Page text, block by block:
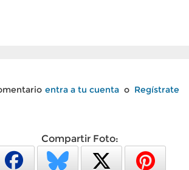
entra a tu cuenta o Regístrate
Compartir Foto: